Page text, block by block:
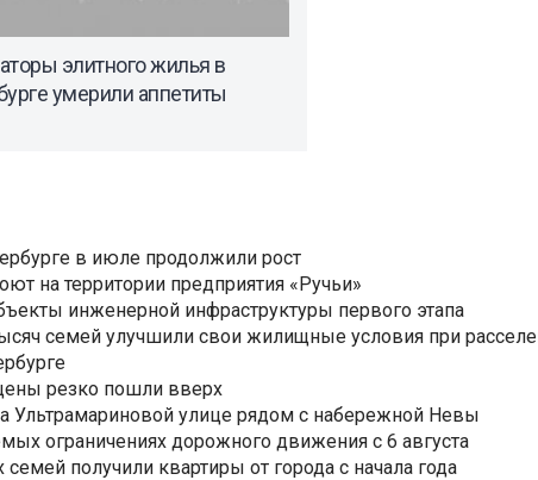
элитного жилья в
умерили аппетиты
в июле продолжили рост
на территории предприятия «Ручьи»
инженерной инфраструктуры первого этапа
семей улучшили свои жилищные условия при
резко пошли вверх
Ультрамариновой улице рядом с набережной Невы
ограничениях дорожного движения с 6 августа
получили квартиры от города с начала года